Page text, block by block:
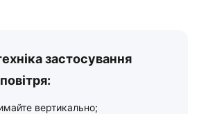
застосування
вертикально;